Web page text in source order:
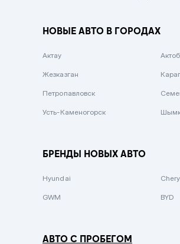
Вишневый
Зеленый металлик
НОВЫЕ АВТО В ГОРОДАХ
Актау
Жезказган
Петропавловск
Усть-Каменогорск
БРЕНДЫ НОВЫХ АВТО
Hyundai Chery
GWM BYD
АВТО С ПРОБЕГОМ